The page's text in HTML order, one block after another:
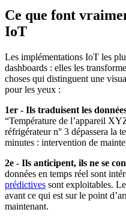
Ce que font
IoT
Les implémentations IoT les
dashboards : elles les
choses qui distinguent une
pour les yeux :
1er - Ils traduisent les
“Température de l’appareil
réfrigérateur n° 3 dépassera la
minutes : intervention de
2e - Ils anticipent, ils ne se
données en temps réel sont
prédictives sont exploitables.
avant ce qui est sur le point
maintenant.